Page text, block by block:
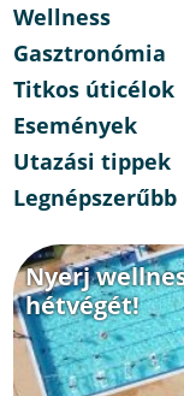
Wellness
Gasztronómia
Titkos úticélok
Események
Utazási tippek
Legnépszerűbb
Nyerj
hétvégét!